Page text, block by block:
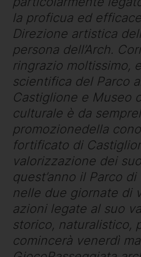
la proficua ed
Direzione artistica
persona dell’Arch.
ringrazio moltissimo,
scientifica del Parco
Castiglione e Museo
culturale è da
promozionedella
fortificato di
valorizzazione dei
quest’anno il Parco
nelle due giornate di
azioni legate al suo
storico, naturalistico,
comincerà venerdì